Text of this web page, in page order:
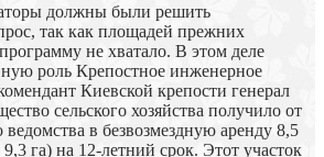
должны были решить
так как площадей прежних
не хватало. В этом деле
роль Крепостное инженерное
Киевской крепости генерал
сельского хозяйства получило от
в безвозмездную аренду 8,5
га) на 12-летний срок. Этот участок